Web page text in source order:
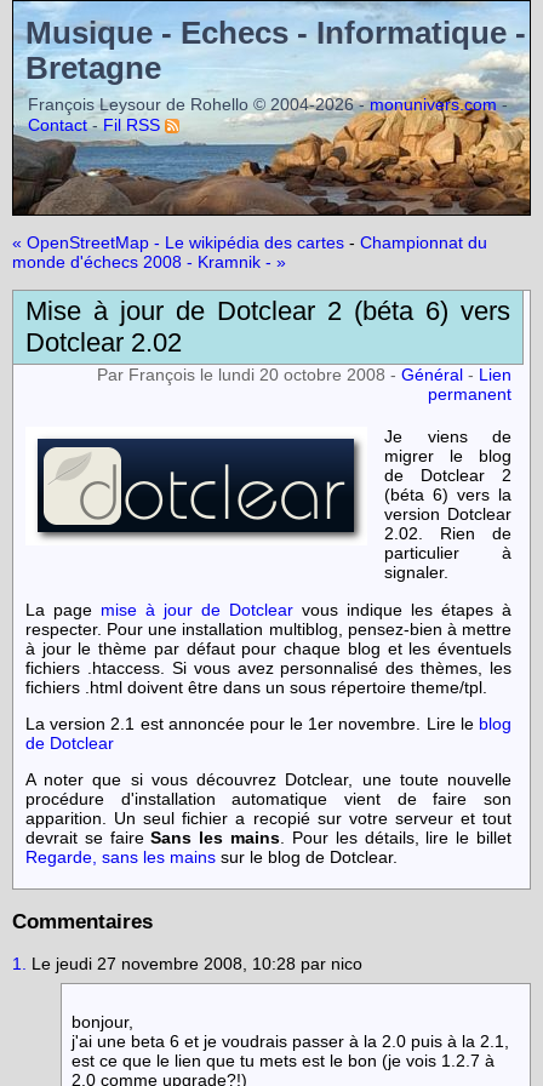
Musique - Echecs - Informatique -
Bretagne
François Leysour de Rohello © 2004-2026 -monunivers.com-
Contact-Fil RSS
« OpenStreetMap - Le wikipédia des cartes - Championnat du
monde d'échecs 2008 - Kramnik - »
Mise à jour de Dotclear 2 (béta 6) vers
Dotclear 2.02
Par François le lundi 20 octobre 2008 - Général - Lien
permanent
Je viens de
migrer le blog
de Dotclear 2
(béta 6) vers la
version Dotclear
2.02. Rien de
particulier à
signaler.
La page mise à jour de Dotclear vous indique les étapes à
respecter. Pour une installation multiblog, pensez-bien à mettre
à jour le thème par défaut pour chaque blog et les éventuels
fichiers .htaccess. Si vous avez personnalisé des thèmes, les
fichiers .html doivent être dans un sous répertoire theme/tpl.
La version 2.1 est annoncée pour le 1er novembre. Lire le blog
de Dotclear
A noter que si vous découvrez Dotclear, une toute nouvelle
procédure d'installation automatique vient de faire son
apparition. Un seul fichier a recopié sur votre serveur et tout
devrait se faireSans les mains. Pour les détails, lire le billet
Regarde, sans les mains sur le blog de Dotclear.
Commentaires
1. Le jeudi 27 novembre 2008, 10:28 par nico
bonjour,
j'ai une beta 6 et je voudrais passer à la 2.0 puis à la 2.1,
est ce que le lien que tu mets est le bon (je vois 1.2.7 à
2.0 comme upgrade?!)